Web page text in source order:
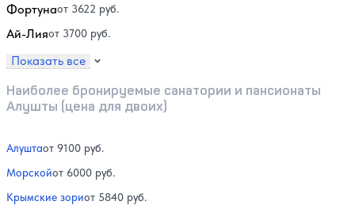
Фортунаот 3622 руб.
Ай-Лияот 3700 руб.
Показать все
Наиболее бронируемые санатории и пансионаты
Алушты (цена для двоих)
Алуштаот 9100 руб.
Морскойот 6000 руб.
Крымские зориот 5840 руб.